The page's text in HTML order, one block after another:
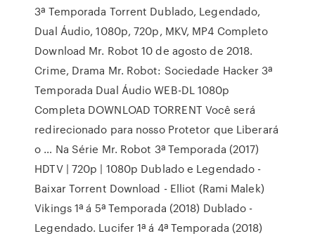
3ª Temporada Torrent Dublado, Legendado,
Dual Áudio, 1080p, 720p, MKV, MP4 Completo
Download Mr. Robot 10 de agosto de 2018.
Crime, Drama Mr. Robot: Sociedade Hacker 3ª
Temporada Dual Áudio WEB-DL 1080p
Completa DOWNLOAD TORRENT Você será
redirecionado para nosso Protetor que Liberará
o … Na Série Mr. Robot 3ª Temporada (2017)
HDTV | 720p | 1080p Dublado e Legendado -
Baixar Torrent Download - Elliot (Rami Malek)
Vikings 1ª á 5ª Temporada (2018) Dublado -
Legendado. Lucifer 1ª á 4ª Temporada (2018)